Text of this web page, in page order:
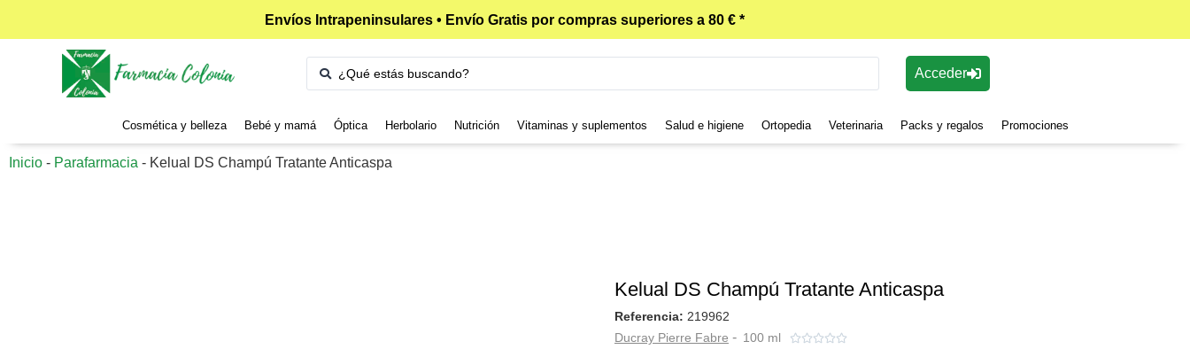
Envíos Intrapeninsulares • Envío Gratis por compras superiores a 80 € *
Acceder
Cosmética y belleza Bebé y mamá Óptica Herbolario Nutrición Vitaminas y suplementos Salud e higiene Ortopedia Veterinaria Packs y regalos Promociones
Inicio - Parafarmacia - Kelual DS Champú Tratante Anticaspa
Kelual DS Champú Tratante Anticaspa
Referencia: 219962
Ducray Pierre Fabre - 100 ml 